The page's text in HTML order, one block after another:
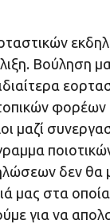
Βούληση
φορέων
μαζί
δεν θα
μας στα
για να